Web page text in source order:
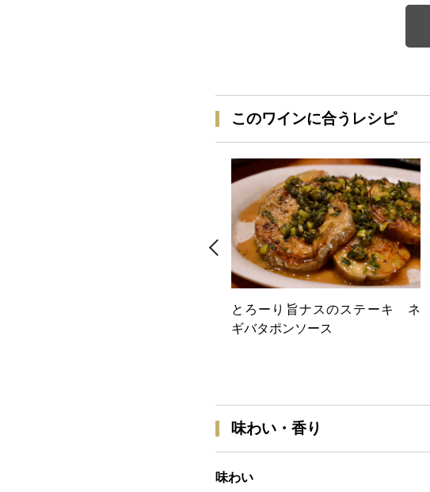
このワインに合うレシピ
とろーり旨ナスのステーキ ネ
ギバタポンソース
味わい・香り
味わい